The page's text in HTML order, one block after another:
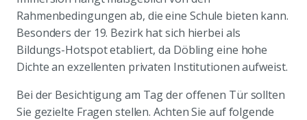
Rahmenbedingungen ab, die eine Schule bieten kann.
Besonders der 19. Bezirk hat sich hierbei als
Bildungs-Hotspot etabliert, da Döbling eine hohe
Dichte an exzellenten privaten Institutionen aufweist.
Bei der Besichtigung am Tag der offenen Tür sollten
Sie gezielte Fragen stellen. Achten Sie auf folgende